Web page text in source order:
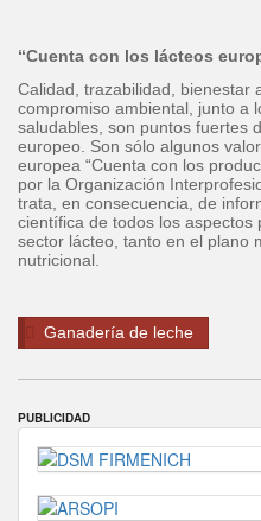
“Cuenta con los lácteos
Calidad, trazabilidad, bienestar
compromiso ambiental, junto a
saludables, son puntos fuertes
europeo. Son sólo algunos
europea “Cuenta con los
por la Organización
trata, en consecuencia, de
científica de todos los aspectos
sector lácteo, tanto en el plano
nutricional.
Ganadería de leche
PUBLICIDAD